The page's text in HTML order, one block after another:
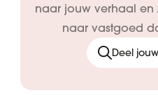
naar jouw verhaal en
naar vastgoed
Deel